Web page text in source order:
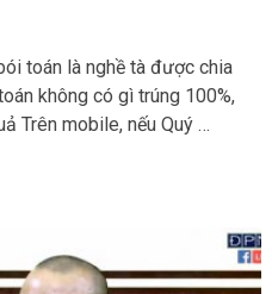
toán là nghề tà được chia
không có gì trúng 100%,
Trên mobile, nếu Quý …